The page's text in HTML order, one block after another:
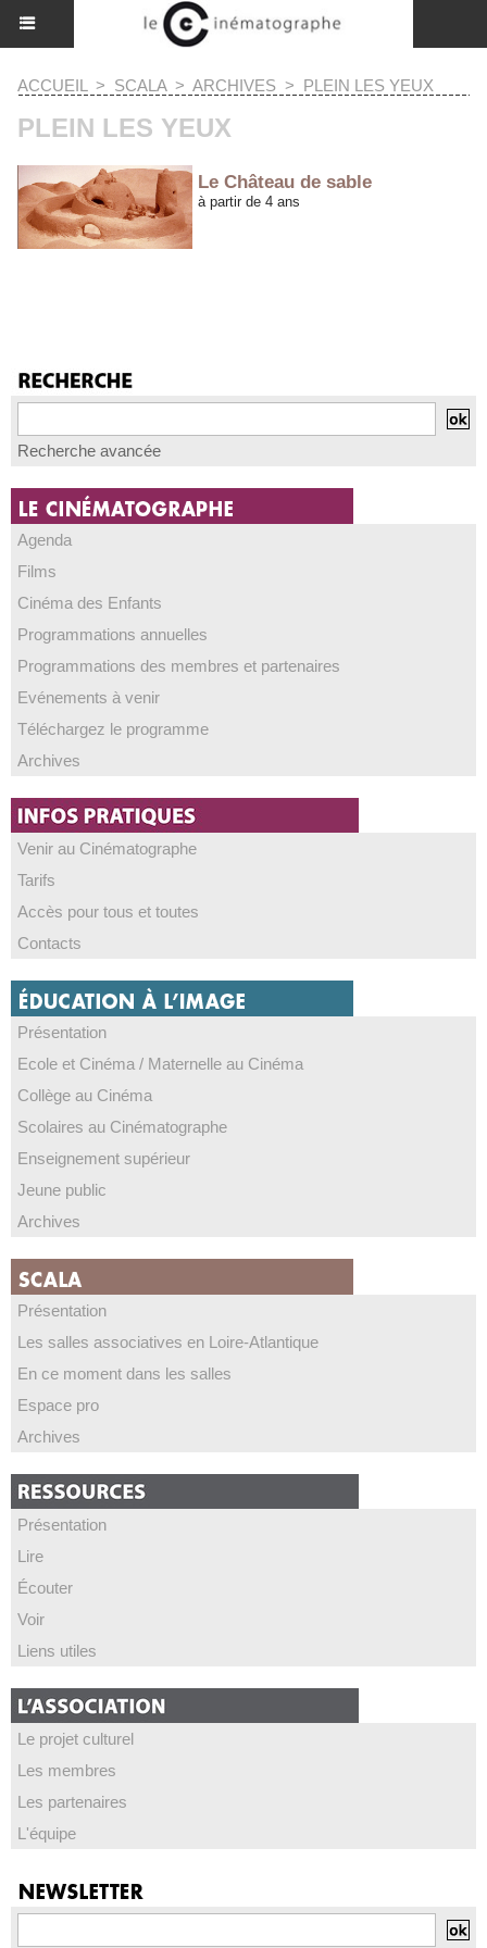
ACCUEIL > SCALA > ARCHIVES > PLEIN LES YEUX
PLEIN LES YEUX
Le Château de sable
à partir de 4 ans
Recherche avancée
Agenda
Films
Cinéma des Enfants
Programmations annuelles
Programmations des membres et partenaires
Evénements à venir
Téléchargez le programme
Archives
Venir au Cinématographe
Tarifs
Accès pour tous et toutes
Contacts
Présentation
Ecole et Cinéma / Maternelle au Cinéma
Collège au Cinéma
Scolaires au Cinématographe
Enseignement supérieur
Jeune public
Archives
Présentation
Les salles associatives en Loire-Atlantique
En ce moment dans les salles
Espace pro
Archives
Présentation
Lire
Écouter
Voir
Liens utiles
Le projet culturel
Les membres
Les partenaires
L'équipe